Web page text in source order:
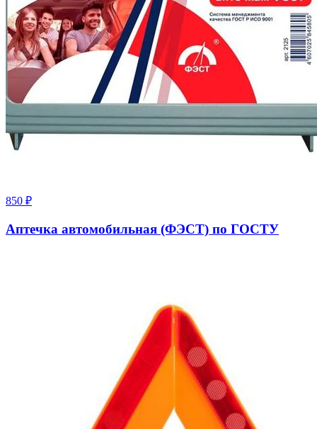
850 ₽
Аптечка автомобильная (ФЭСТ) по ГОСТУ